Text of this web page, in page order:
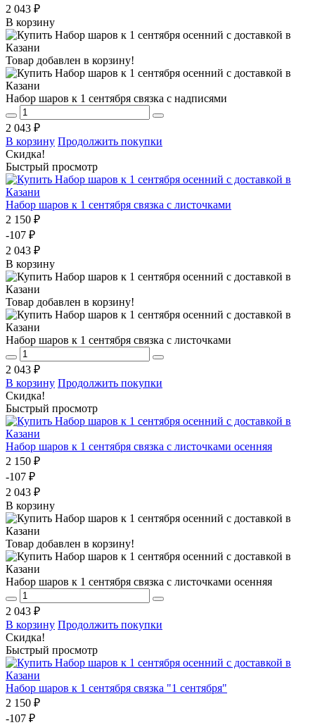
2 043 ₽
В корзину
Товар добавлен в корзину!
Набор шаров к 1 сентября связка с надписями
2 043 ₽
В корзину Продолжить покупки
Скидка!
Быстрый просмотр
Набор шаров к 1 сентября связка с листочками
2 150 ₽
-107 ₽
2 043 ₽
В корзину
Товар добавлен в корзину!
Набор шаров к 1 сентября связка с листочками
2 043 ₽
В корзину Продолжить покупки
Скидка!
Быстрый просмотр
Набор шаров к 1 сентября связка с листочками осенняя
2 150 ₽
-107 ₽
2 043 ₽
В корзину
Товар добавлен в корзину!
Набор шаров к 1 сентября связка с листочками осенняя
2 043 ₽
В корзину Продолжить покупки
Скидка!
Быстрый просмотр
Набор шаров к 1 сентября связка "1 сентября"
2 150 ₽
-107 ₽